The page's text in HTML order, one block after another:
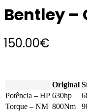
Bentley –
150.00€
Original
Potência – HP 630hp
Torque – NM 800Nm